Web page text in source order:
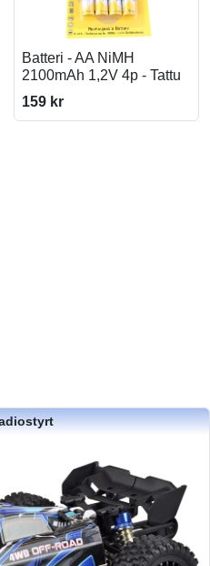
Batteri - AA NiMH
2100mAh 1,2V 4p - Tattu
159 kr